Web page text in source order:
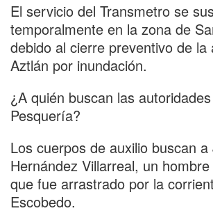
El servicio del Transmetro se
temporalmente en la zona de
debido al cierre preventivo de la
Aztlán por inundación.
¿A quién buscan las
Pesquería?
Los cuerpos de auxilio buscan a
Hernández Villarreal, un
que fue arrastrado por la
Escobedo.